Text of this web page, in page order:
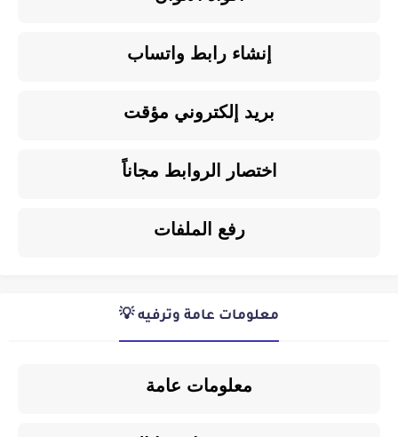
إنشاء رابط واتساب
بريد إلكتروني مؤقت
اختصار الروابط مجاناً
رفع الملفات
معلومات عامة وترفيه 💡
معلومات عامة